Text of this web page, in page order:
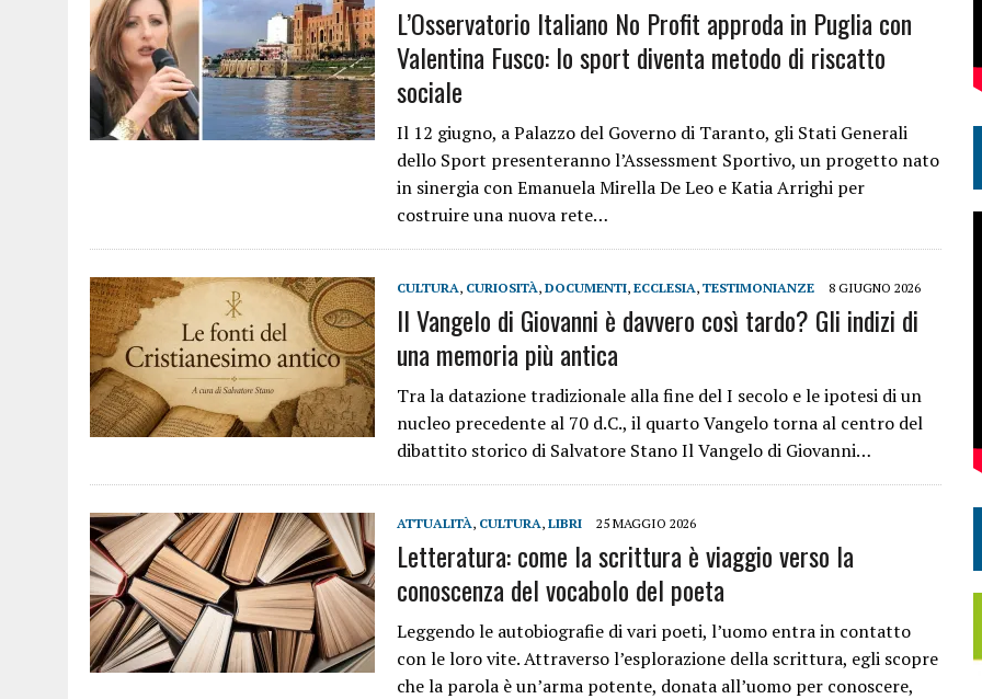
L’Osservatorio Italiano No Profit approda in Puglia con
Valentina Fusco: lo sport diventa metodo di riscatto
sociale
Il 12 giugno, a Palazzo del Governo di Taranto, gli Stati Generali
dello Sport presenteranno l’Assessment Sportivo, un progetto nato
in sinergia con Emanuela Mirella De Leo e Katia Arrighi per
costruire una nuova rete…
CULTURA, CURIOSITÀ, DOCUMENTI, ECCLESIA, TESTIMONIANZE 8 GIUGNO 2026
Il Vangelo di Giovanni è davvero così tardo? Gli indizi di
una memoria più antica
Tra la datazione tradizionale alla fine del I secolo e le ipotesi di un
nucleo precedente al 70 d.C., il quarto Vangelo torna al centro del
dibattito storico di Salvatore Stano Il Vangelo di Giovanni…
ATTUALITÀ, CULTURA, LIBRI 25 MAGGIO 2026
Letteratura: come la scrittura è viaggio verso la
conoscenza del vocabolo del poeta
Leggendo le autobiografie di vari poeti, l’uomo entra in contatto
con le loro vite. Attraverso l’esplorazione della scrittura, egli scopre
che la parola è un’arma potente, donata all’uomo per conoscere,